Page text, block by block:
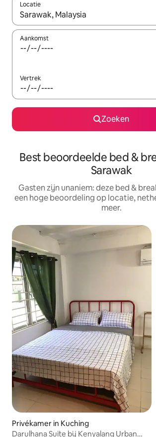
Locatie
Wanneer er resultaten beschikbaar zijn,
Aankomst
Vertrek
Zoeken
Best beoordeelde bed &
Sarawak
Gasten zijn unaniem: deze bed &
een hoge beoordeling op locatie,
meer.
Privékamer in Kuching
Darulhana Suite bij Kenyalang Urban